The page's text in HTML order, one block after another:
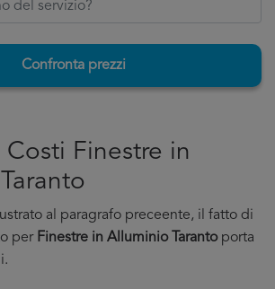
Confronta prezzi
Costi Finestre in
al paragrafo preceente, il fatto di
per Finestre in Alluminio Tarantoporta